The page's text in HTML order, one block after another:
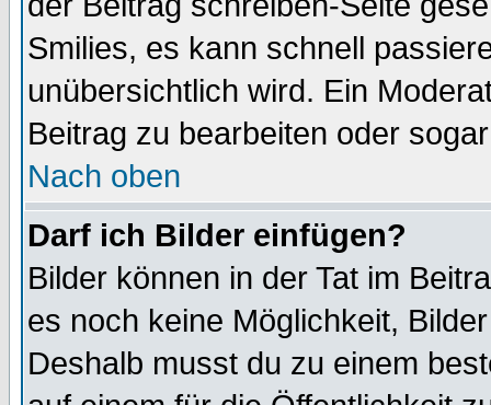
Smilies, es kann schnell
unübersichtlich wird. Ein
Beitrag zu bearbeiten oder
Nach oben
Darf ich Bilder einfügen?
Bilder können in der Tat im
es noch keine Möglichkeit,
Deshalb musst du zu einem